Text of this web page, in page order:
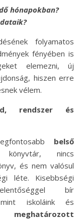
hónapokban?
folyamatos
fényében is
elemezni, új
hiszen erre
vélem.
rendszer és
belső
nincs
és nem valósul
léte. Kisebbségi
bír
mint iskoláink és